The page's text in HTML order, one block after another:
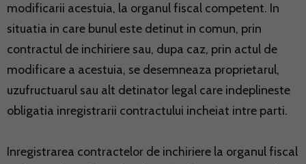
modificarii acestuia, la organul fiscal competent. In
situatia in care bunul este detinut in comun, prin
contractul de inchiriere sau, dupa caz, prin actul de
modificare a acestuia, se desemneaza proprietarul,
uzufructuarul sau alt detinator legal care indeplineste
obligatia inregistrarii contractului incheiat intre parti.
Inregistrarea contractelor de inchiriere la organul fiscal